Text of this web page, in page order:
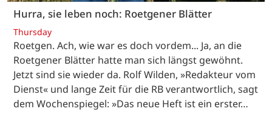
Hurra, sie leben noch: Roetgener Blätter
Thursday
Roetgen. Ach, wie war es doch vordem... Ja, an die
Roetgener Blätter hatte man sich längst gewöhnt.
Jetzt sind sie wieder da. Rolf Wilden, »Redakteur vom
Dienst« und lange Zeit für die RB verantwortlich, sagt
dem Wochenspiegel: »Das neue Heft ist ein erster…